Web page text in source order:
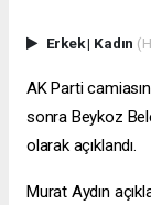
Erkek| Kadın
AK Parti
sonra Beykoz
olarak açıklandı.
Murat Aydın